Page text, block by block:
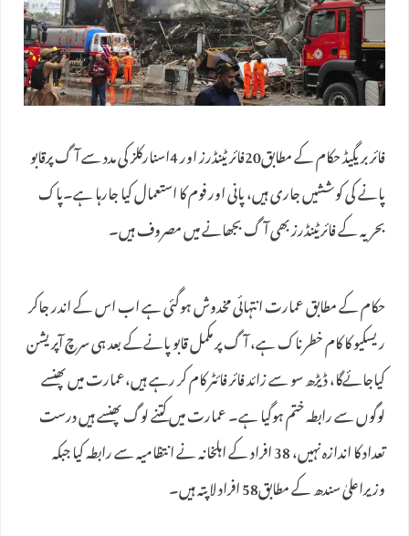
فائر بریگیڈ حکام کے مطابق20فائر ٹینڈرز اور 4اسنارکلز کی مدد سے آگ پرقابو
پانے کی کوششیں جاری ہیں، پانی اور فوم کا استعمال کیا جارہا ہے۔پاک
بحریہ کے فائرٹینڈرز بھی آگ بجھانے میں مصروف ہیں۔
حکام کے مطابق عمارت انتہائی مخدوش ہوگئی ہے اب اس کے اندر جاکر
ریسکیو کا کام خطرناک ہے، آگ پر مکمل قابو پانےکے بعد ہی سرچ آپریشن
کیاجائےگا، ڈیڑھ سو سے زائد فائر فائٹر کام کر رہے ہیں،عمارت میں پھنسے
لوگوں سے رابطہ ختم ہوگیا ہے۔ عمارت میں کتنے لوگ پھنسے ہیں درست
تعداد کا اندازہ نہیں، 38 افراد کے اہلخانہ نے انتظامیہ سے رابطہ کیا جبکہ
وزیراعلیٰ سندھ کے مطابق58 افراد لاپتہ ہیں۔